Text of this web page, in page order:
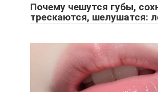
Почему чешутся губы,
трескаются, шелушатся: